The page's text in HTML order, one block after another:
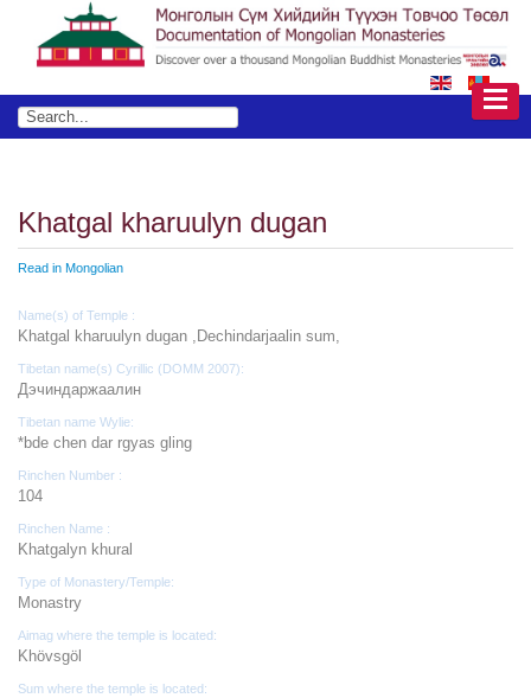
Khatgal kharuulyn dugan
Read in Mongolian
Name(s) of Temple :
Khatgal kharuulyn dugan ,Dechindarjaalin sum,
Tibetan name(s) Cyrillic (DOMM 2007):
Дэчиндаржаалин
Tibetan name Wylie:
*bde chen dar rgyas gling
Rinchen Number :
104
Rinchen Name :
Khatgalyn khural
Type of Monastery/Temple:
Monastry
Aimag where the temple is located:
Khövsgöl
Sum where the temple is located: